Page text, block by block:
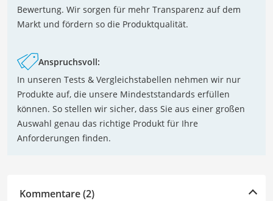
Bewertung. Wir sorgen für mehr Transparenz auf dem
Markt und fördern so die Produktqualität.
Anspruchsvoll:
In unseren Tests & Vergleichstabellen nehmen wir nur
Produkte auf, die unsere Mindeststandards erfüllen
können. So stellen wir sicher, dass Sie aus einer großen
Auswahl genau das richtige Produkt für Ihre
Anforderungen finden.
Kommentare (2)